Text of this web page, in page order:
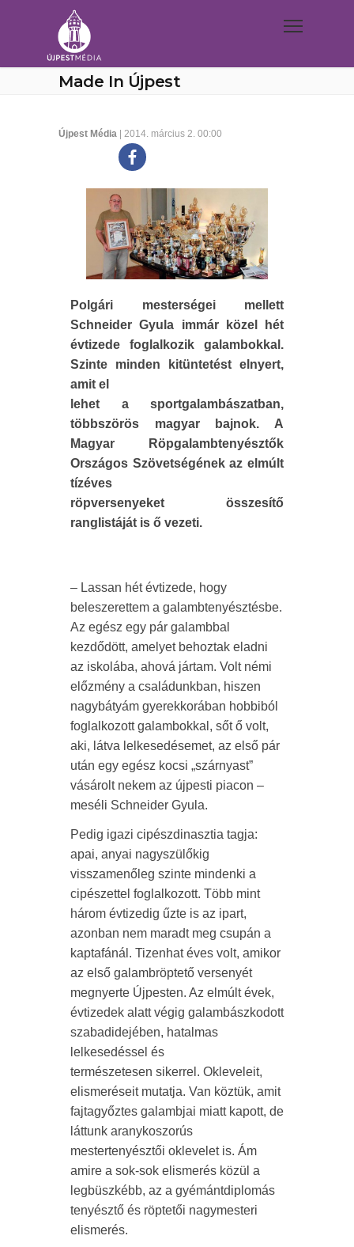
Made In Újpest
Újpest Média | 2014. március 2. 00:00
Polgári mesterségei mellett
Schneider Gyula immár közel hét
évtizede foglalkozik galambokkal.
Szinte minden kitüntetést elnyert,
amit el
lehet a sportgalambászatban,
többszörös magyar bajnok. A
Magyar Röpgalambtenyésztők
Országos Szövetségének az elmúlt
tízéves
röpversenyeket összesítő
ranglistáját is ő vezeti.
– Lassan hét évtizede, hogy
beleszerettem a galambtenyésztésbe.
Az egész egy pár galambbal
kezdődött, amelyet behoztak eladni
az iskolába, ahová jártam. Volt némi
előzmény a családunkban, hiszen
nagybátyám gyerekkorában hobbiból
foglalkozott galambokkal, sőt ő volt,
aki, látva lelkesedésemet, az első pár
után egy egész kocsi „szárnyast”
vásárolt nekem az újpesti piacon –
meséli Schneider Gyula.
Pedig igazi cipészdinasztia tagja:
apai, anyai nagyszülőkig
visszamenőleg szinte mindenki a
cipészettel foglalkozott. Több mint
három évtizedig űzte is az ipart,
azonban nem maradt meg csupán a
kaptafánál. Tizenhat éves volt, amikor
az első galambröptető versenyét
megnyerte Újpesten. Az elmúlt évek,
évtizedek alatt végig galambászkodott
szabadidejében, hatalmas
lelkesedéssel és
természetesen sikerrel. Okleveleit,
elismeréseit mutatja. Van köztük, amit
fajtagyőztes galambjai miatt kapott, de
láttunk aranykoszorús
mestertenyésztői oklevelet is. Ám
amire a sok-sok elismerés közül a
legbüszkébb, az a gyémántdiplomás
tenyésztő és röptetői nagymesteri
elismerés.